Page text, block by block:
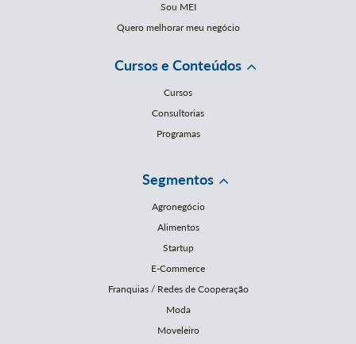
Sou MEI
Quero melhorar meu negócio
Cursos e Conteúdos
Cursos
Consultorias
Programas
Segmentos
Agronegócio
Alimentos
Startup
E-Commerce
Franquias / Redes de Cooperação
Moda
Moveleiro